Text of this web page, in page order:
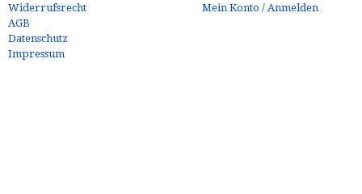
Widerrufsrecht
AGB
Datenschutz
Impressum
Mein Konto / Anmelden